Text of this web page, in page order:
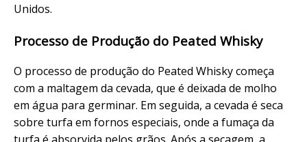
Unidos.
Processo de Produção do Peated Whisky
O processo de produção do Peated Whisky começa
com a maltagem da cevada, que é deixada de molho
em água para germinar. Em seguida, a cevada é seca
sobre turfa em fornos especiais, onde a fumaça da